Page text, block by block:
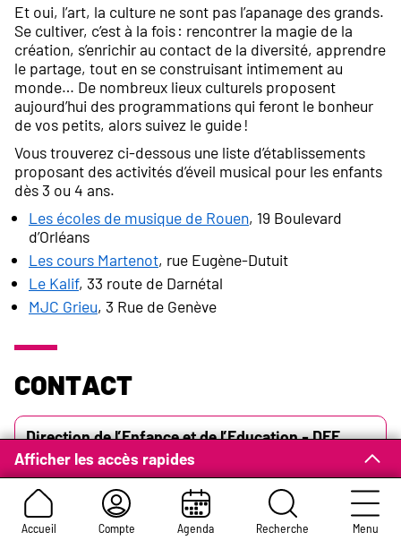
Accueil Compte Agenda Recherche Menu
Afficher les accès rapides
Et oui, l’art, la culture ne sont pas l’apanage des grands.
Se cultiver, c’est à la fois : rencontrer la magie de la
création, s’enrichir au contact de la diversité, apprendre
le partage, tout en se construisant intimement au
monde… De nombreux lieux culturels proposent
aujourd’hui des programmations qui feront le bonheur
de vos petits, alors suivez le guide !
Vous trouverez ci-dessous une liste d’établissements
proposant des activités d’éveil musical pour les enfants
dès 3 ou 4 ans.
Les écoles de musique de Rouen, 19 Boulevard
d’Orléans
Les cours Martenot, rue Eugène-Dutuit
Le Kalif, 33 route de Darnétal
MJC Grieu, 3 Rue de Genève
Contact
Adresse :
Direction de l’Enfance et de l’Education - DEE
2 Place du Général-de-Gaulle
CS 31 402
Rouen 76037 Cedex
02 35 08 69 00